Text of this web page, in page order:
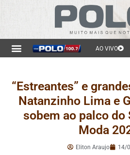
AO VIVO
“Estreantes” e
Natanzinho Lima e
sobem ao palco do
Moda
Eliton Araujo 14/